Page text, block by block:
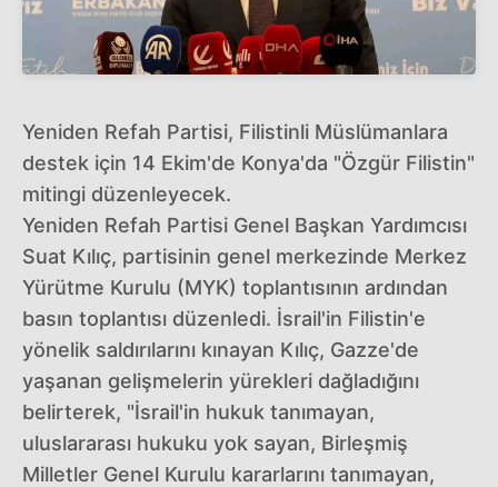
Yeniden Refah Partisi, Filistinli Müslümanlara
destek için 14 Ekim'de Konya'da "Özgür Filistin"
mitingi düzenleyecek.
Yeniden Refah Partisi Genel Başkan Yardımcısı
Suat Kılıç, partisinin genel merkezinde Merkez
Yürütme Kurulu (MYK) toplantısının ardından
basın toplantısı düzenledi. İsrail'in Filistin'e
yönelik saldırılarını kınayan Kılıç, Gazze'de
yaşanan gelişmelerin yürekleri dağladığını
belirterek, "İsrail'in hukuk tanımayan,
uluslararası hukuku yok sayan, Birleşmiş
Milletler Genel Kurulu kararlarını tanımayan,